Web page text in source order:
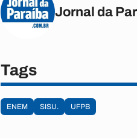
Jornal da
Tags
ENEM SISU. UFPB